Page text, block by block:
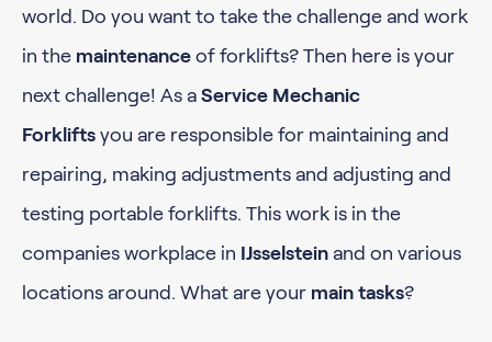
world. Do you want to take the challenge and work
in the maintenance of forklifts? Then here is your
next challenge! As a Service Mechanic
Forklifts you are responsible for maintaining and
repairing, making adjustments and adjusting and
testing portable forklifts. This work is in the
companies workplace in IJsselstein and on various
locations around. What are your main tasks?